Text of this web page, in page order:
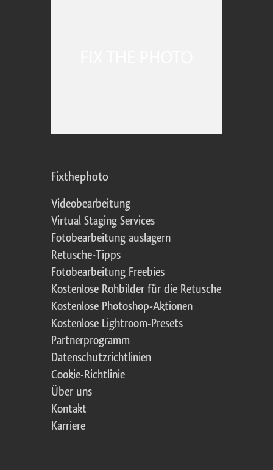
Fixthephoto
Videobearbeitung
Virtual Staging Services
Fotobearbeitung auslagern
Retusche-Tipps
Fotobearbeitung Freebies
Kostenlose Rohbilder für die Retusche
Kostenlose Photoshop-Aktionen
Kostenlose Lightroom-Presets
Partnerprogramm
Datenschutzrichtlinien
Cookie-Richtlinie
Über uns
Kontakt
Karriere